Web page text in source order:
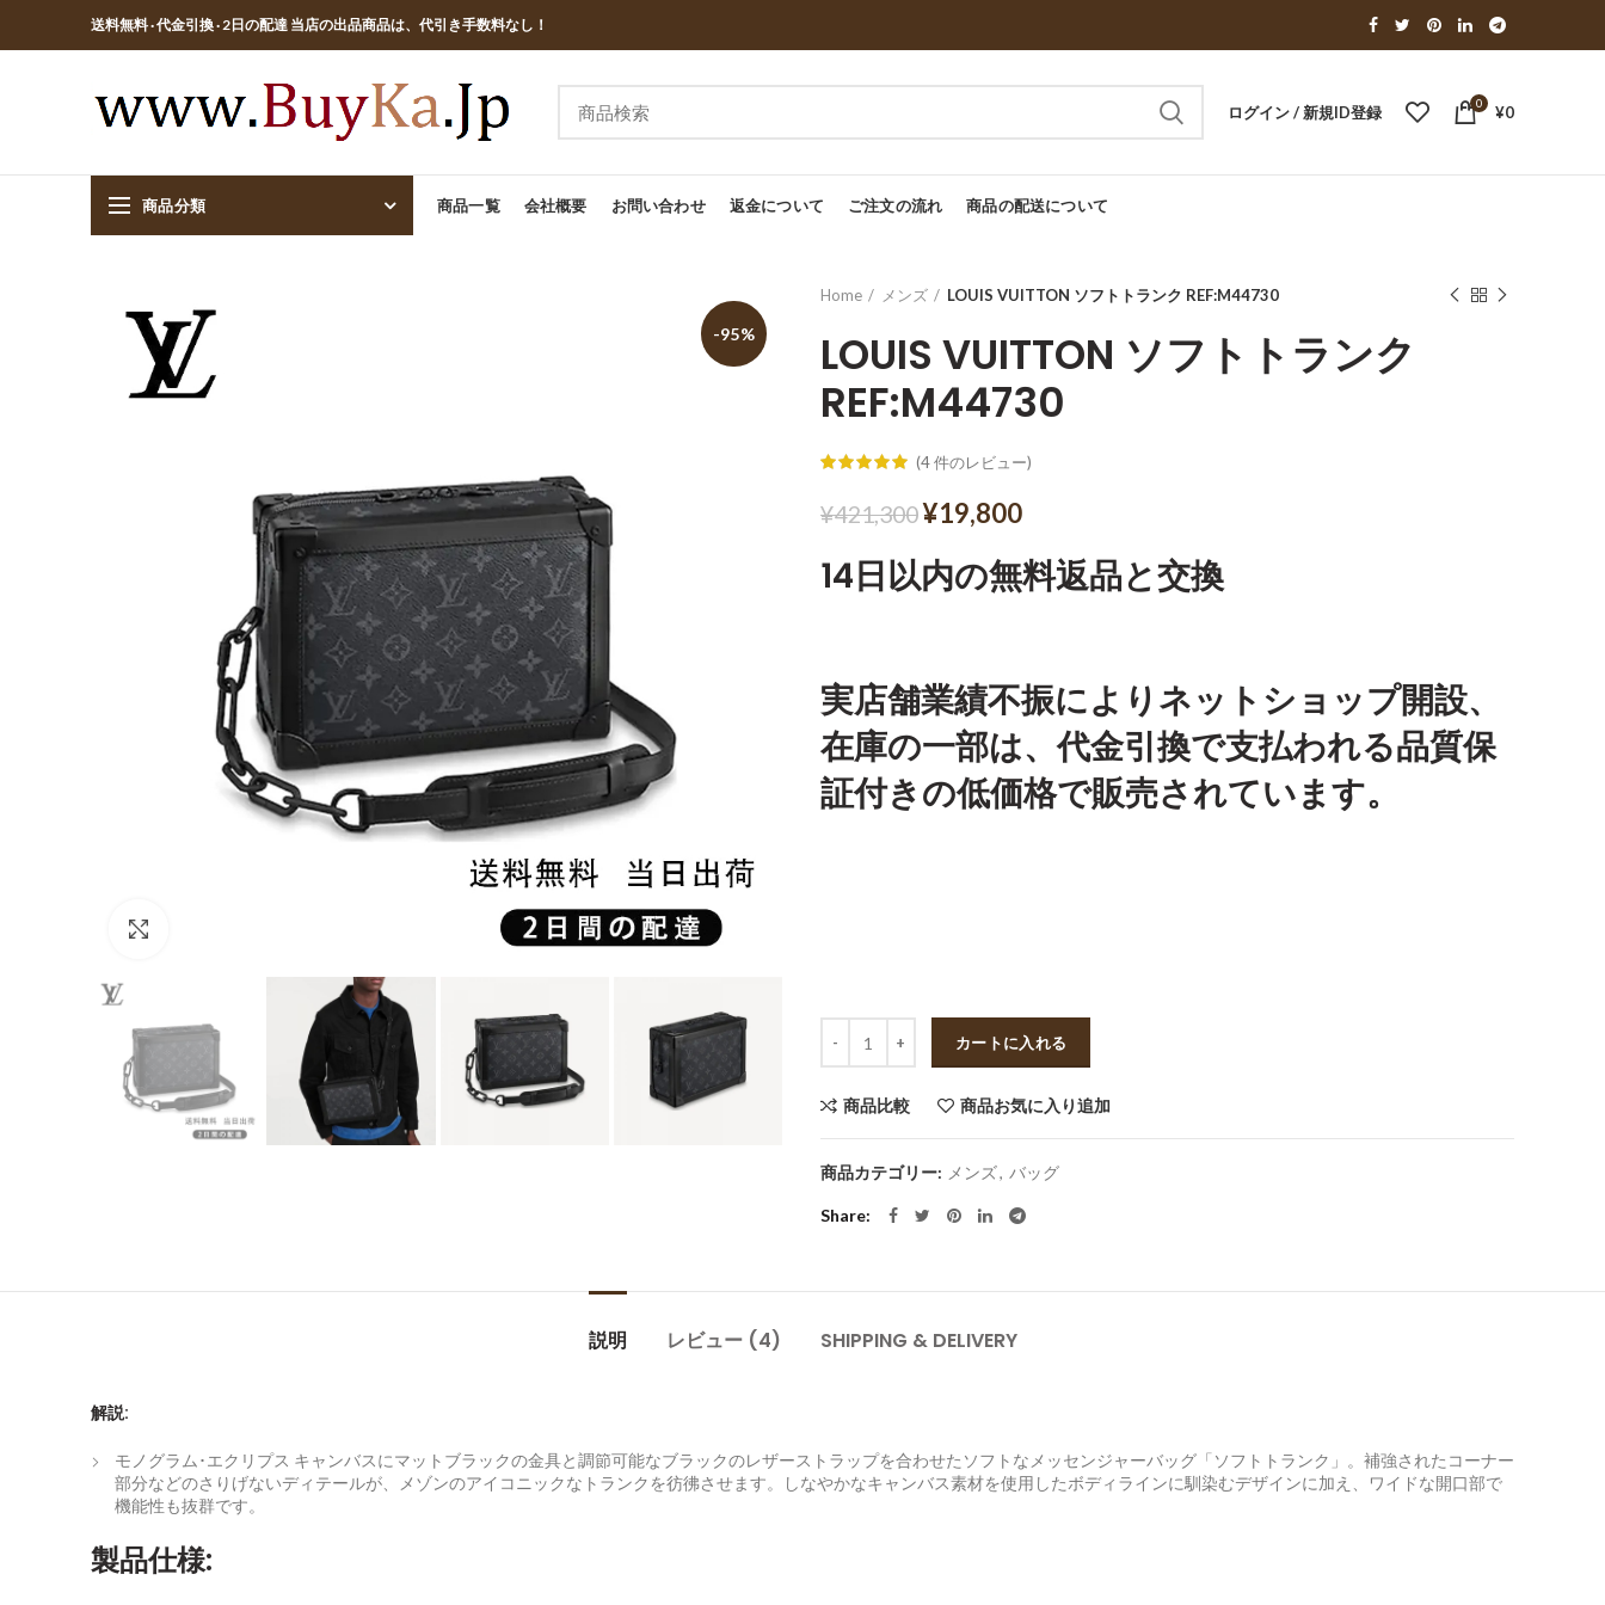
送料無料 · 代金引換 · 2日の配達 当店の出品商品は、代引き手数料なし！
ログイン / 新規ID登録 0 ¥0
商品分類 商品一覧 会社概要 お問い合わせ 返金について ご注文の流れ 商品の配送について
-95%
Home メンズ LOUIS VUITTON ソフトトランク REF:M44730
LOUIS VUITTON ソフトトランク
REF:M44730
(4件のレビュー)
¥421,300¥19,800
14日以内の無料返品と交換
実店舗業績不振によりネットショップ開設、
在庫の一部は、代金引換で支払われる品質保
証付きの低価格で販売されています。
カートに入れる
商品比較 商品お気に入り追加
商品カテゴリー: メンズ, バッグ
Share
説明 レビュー (4) SHIPPING & DELIVERY
解説:
モノグラム･エクリプス キャンバスにマットブラックの金具と調節可能なブラックのレザーストラップを合わせたソフトなメッセンジャーバッグ「ソフトトランク」。補強されたコーナー
部分などのさりげないディテールが、メゾンのアイコニックなトランクを彷彿させます。しなやかなキャンバス素材を使用したボディラインに馴染むデザインに加え、ワイドな開口部で
機能性も抜群です。
製品仕様: